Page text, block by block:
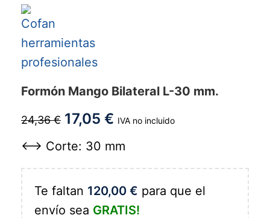
Formón Mango Bilateral L-30 mm.
24,36€ 17,05 € IVA no incluido
<--> Corte: 30 mm
Te faltan 120,00 € para que el
envío sea GRATIS!